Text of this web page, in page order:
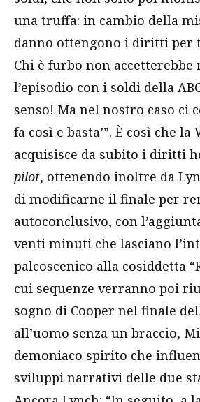
una truffa: in cambio della
danno ottengono i diritti per
Chi è furbo non accetterebbe
l’episodio con i soldi della
senso! Ma nel nostro caso ci
fa così e basta’”. È così che la
acquisisce da subito i diritti
pilot, ottenendo inoltre da
di modificarne il finale per
autoconclusivo, con
venti minuti che lasciano
palcoscenico alla cosiddetta
cui sequenze verranno poi
sogno di Cooper nel finale
all’uomo senza un braccio,
demoniaco spirito che
sviluppi narrativi delle due